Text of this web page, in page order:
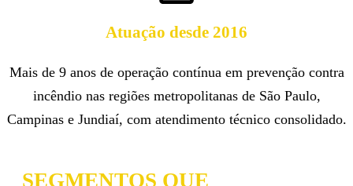
Atuação desde 2016
Mais de 9 anos de operação contínua em prevenção contra
incêndio nas regiões metropolitanas de São Paulo,
Campinas e Jundiaí, com atendimento técnico consolidado.
SEGMENTOS QUE